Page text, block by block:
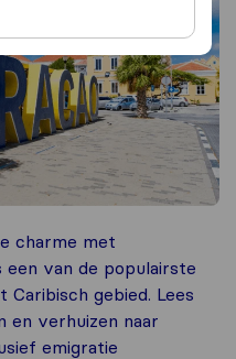
charme met
een van de populairste
gebied. Lees
en verhuizen naar
emigratie